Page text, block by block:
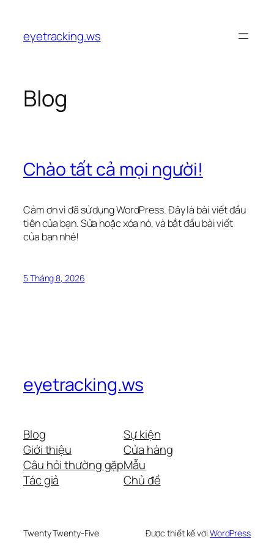
phầneyetracking.ws
Blog
Chào tất cả mọi người!
Cảm ơn vì đã sử dụng WordPress. Đây là bài viết đầu
tiên của bạn. Sửa hoặc xóa nó, và bắt đầu bài viết
của bạn nhé!
5 Tháng 8, 2026
eyetracking.ws
Blog
Giới thiệu
Câu hỏi thường gặp
Tác giả
Sự kiện
Cửa hàng
Mẫu
Chủ đề
Twenty Twenty-Five Được thiết kế với WordPress